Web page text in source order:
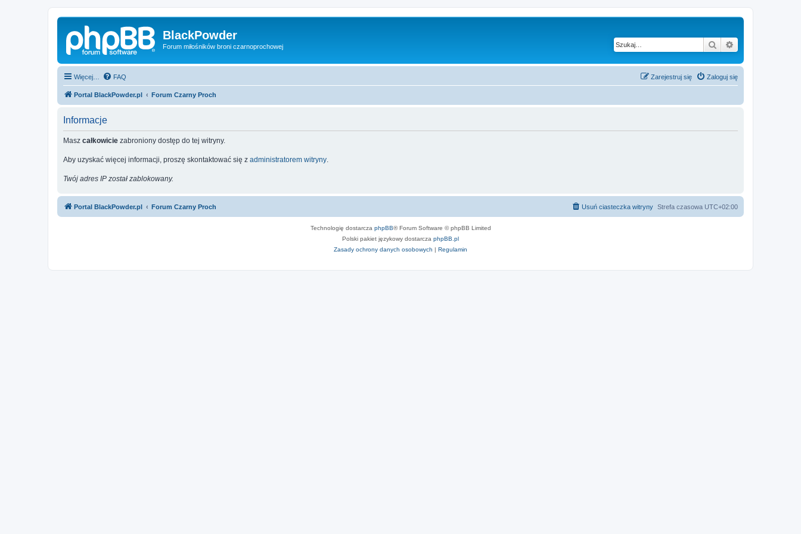
BlackPowder
Forum miłośników broni czarnoprochowej Szukaj
Więcej… FAQ Zaloguj się
Zarejestruj się
Portal BlackPowder.pl Forum Czarny Proch
Informacje
Masz całkowicie zabroniony dostęp do tej witryny.
Aby uzyskać więcej informacji, proszę skontaktować się z administratorem witryny
Twój adres IP został zablokowany.
Portal BlackPowder.pl Forum Czarny Proch Strefa czasowa UTC+02:00
Usuń ciasteczka witryny
Technologię dostarcza phpBB® Forum Software © phpBB Limited
Polski pakiet językowy dostarcza phpBB.pl
Zasady ochrony danych osobowych | Regulamin